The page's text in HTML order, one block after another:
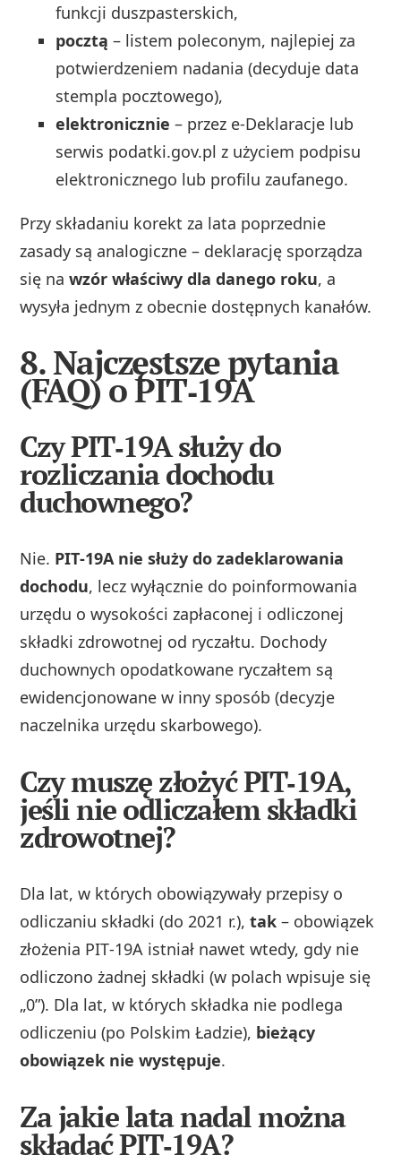
funkcji duszpasterskich,
pocztą – listem poleconym, najlepiej za
potwierdzeniem nadania (decyduje data
stempla pocztowego),
elektronicznie – przez e‑Deklaracje lub
serwis podatki.gov.pl z użyciem podpisu
elektronicznego lub profilu zaufanego.
Przy składaniu korekt za lata poprzednie
zasady są analogiczne – deklarację sporządza
się nawzór właściwy dla danego roku, a
wysyła jednym z obecnie dostępnych kanałów.
8. Najczęstsze pytania
(FAQ) o PIT‑19A
Czy PIT‑19A służy do
rozliczania dochodu
duchownego?
Nie. PIT‑19A nie służy do zadeklarowania
dochodu, lecz wyłącznie do poinformowania
urzędu o wysokości zapłaconej i odliczonej
składki zdrowotnej od ryczałtu. Dochody
duchownych opodatkowane ryczałtem są
ewidencjonowane w inny sposób (decyzje
naczelnika urzędu skarbowego).
Czy muszę złożyć PIT‑19A,
jeśli nie odliczałem składki
zdrowotnej?
Dla lat, w których obowiązywały przepisy o
odliczaniu składki (do 2021 r.),tak – obowiązek
złożenia PIT‑19A istniał nawet wtedy, gdy nie
odliczono żadnej składki (w polach wpisuje się
„0”). Dla lat, w których składka nie podlega
odliczeniu (po Polskim Ładzie), bieżący
obowiązek nie występuje.
Za jakie lata nadal można
składać PIT‑19A?